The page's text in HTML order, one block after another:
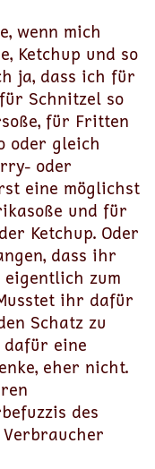
wenn mich
Ketchup und so
ja, dass ich für
Schnitzel so
für Fritten
oder gleich
oder
eine möglichst
und für
Ketchup. Oder
dass ihr
eigentlich zum
ihr dafür
Schatz zu
eine
eher nicht.
des